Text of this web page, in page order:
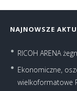
NAJNOWSZE
RICOH ARENA
Ekonomiczne,
wielkoformatowe